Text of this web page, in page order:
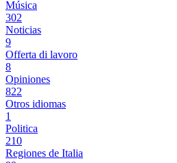
Música
302
Noticias
9
Offerta di lavoro
8
Opiniones
822
Otros idiomas
1
Politica
210
Regiones de Italia